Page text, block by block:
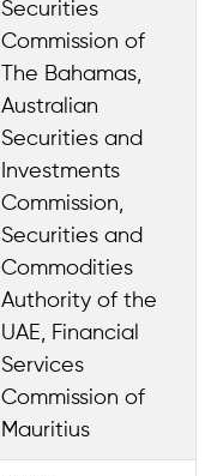
Securities
Commission of
The Bahamas,
Australian
Securities and
Investments
Commission,
Securities and
Commodities
Authority of the
UAE, Financial
Services
Commission of
Mauritius